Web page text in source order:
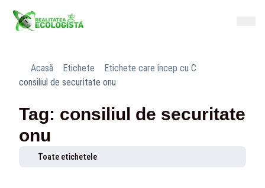
Acasă Etichete
Etichete care încep cu C
consiliul de securitate onu
Tag: consiliul de securitate
onu
Toate etichetele